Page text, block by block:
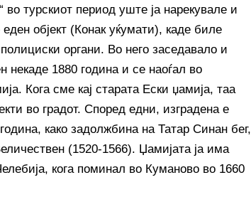
турскиот период уште ја нарекувале и
објект (Конак уќумати), каде биле
органи. Во него заседавало и
некаде 1880 година и се наоѓал во
Кога сме кај старата Ески џамија, таа
во градот. Според едни, изградена е
како задолжбина на Татар Синан бег,
(1520-1566). Џамијата ја има
кога поминал во Куманово во 1660